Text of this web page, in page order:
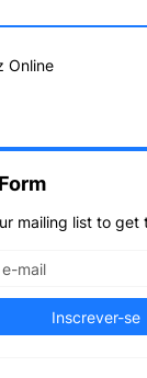
Online
mailing list to get